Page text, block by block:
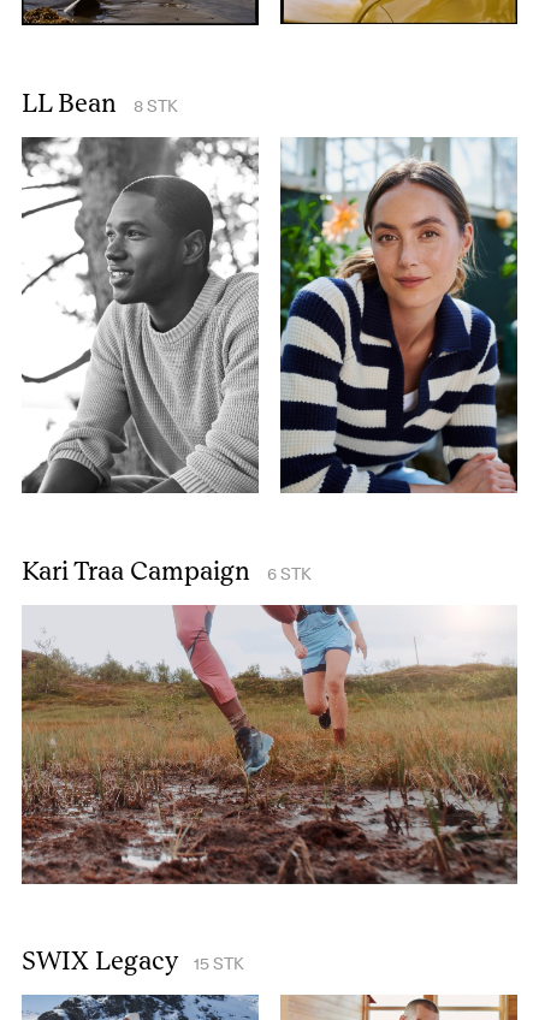
LL Bean 8STK
Kari Traa Campaign 6STK
SWIX Legacy 15STK